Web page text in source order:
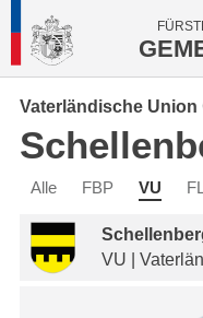
Vaterländische Union
Alle FBP VU FL
VU |